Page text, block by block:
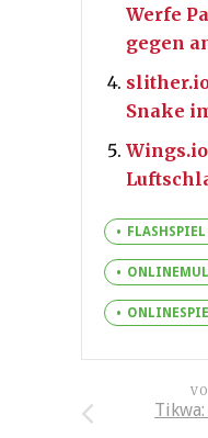
Werfe
gegen
Snake
FLASHSPIEL